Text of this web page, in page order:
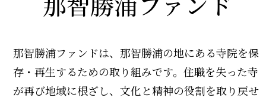
那智勝浦ファンドは、那智勝浦の地にある寺院を保
存・再生するための取り組みです。住職を失った寺
が再び地域に根ざし、文化と精神の役割を取り戻せ